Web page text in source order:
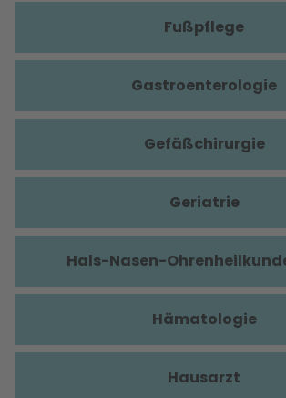
Fußpflege
Gastroenterologie
Gefäßchirurgie
Geriatrie
Hals-Nasen-
Hämatologie
Hausarzt